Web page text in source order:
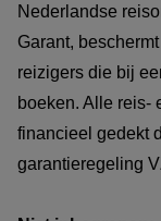
Nederlandse
Garant,
reizigers die bij
boeken. Alle reis-
financieel gedekt
garantieregeling